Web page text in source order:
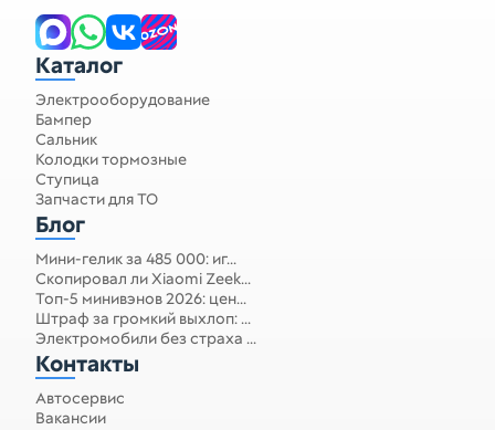
Каталог
Электрооборудование
Бампер
Сальник
Колодки тормозные
Ступица
Запчасти для ТО
Блог
Мини-гелик за 485 000: иг...
Скопировал ли Xiaomi Zeek...
Топ-5 минивэнов 2026: цен...
Штраф за громкий выхлоп: ...
Электромобили без страха ...
Контакты
Автосервис
Вакансии